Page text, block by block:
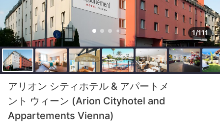
1/111
アリオン シティホテル & アパートメ
ント ウィーン (Arion Cityhotel and
Appartements Vienna)
星評価 4つ星